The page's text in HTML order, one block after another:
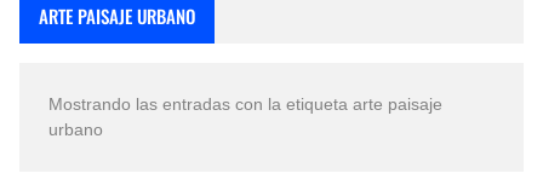
ARTE PAISAJE URBANO
Mostrando las entradas con la etiqueta arte paisaje
urbano